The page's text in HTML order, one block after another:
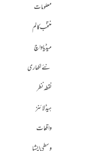
معلومات
منتخب کالم
میڈیا واچ
نئے لکھاری
نقطہ نظر
ہیڈلائنز
واقعات